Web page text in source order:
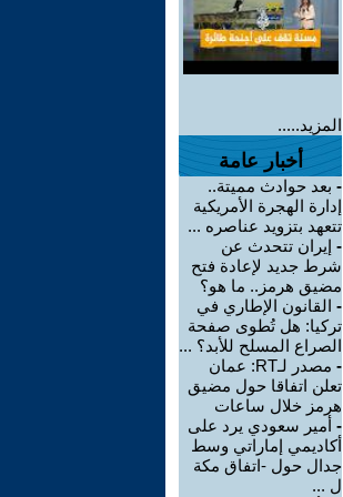
المزيد.....
أخبار عامة
- بعد حوادث مميتة..
إدارة الهجرة الأمريكية
تتعهد بتزويد عناصره ...
- إيران تتحدث عن
شرط جديد لإعادة فتح
مضيق هرمز.. ما هو؟
- القانون الإطاري في
تركيا: هل تُطوى صفحة
الصراع المسلح للأبد؟ ...
-
مصدر لـRT: عمان
تعلن اتفاقا حول مضيق
هرمز خلال ساعات
- أمير سعودي يرد على
أكاديمي إماراتي وسط
جدال حول -اتفاق مكة
ل ...